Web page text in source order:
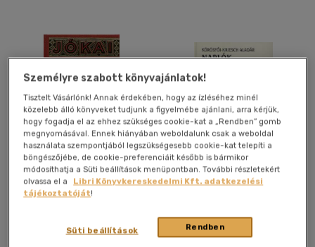
Latin(2)
Magyar - latin(2)
Német(5)
Vélemény szerint
(40)
(19)
(6)
(1)
Petőfi Sándorról
Jókai Mór
Naplók
Személyre szabott könyvajánlatok!
Tisztelt Vásárlónk! Annak érdekében, hogy az ízléséhez minél
közelebb álló könyveket tudjunk a figyelmébe ajánlani, arra kérjük,
hogy fogadja el az ehhez szükséges cookie-kat a „Rendben” gomb
megnyomásával. Ennek hiányában weboldalunk csak a weboldal
használata szempontjából legszükségesebb cookie-kat telepíti a
böngészőjébe, de cookie-preferenciáit később is bármikor
módosíthatja a Süti beállítások menüpontban. További részletekért
olvassa el a
Libri Könyvkereskedelmi Kft. adatkezelési
tájékoztatóját!
Rendben
Süti beállítások